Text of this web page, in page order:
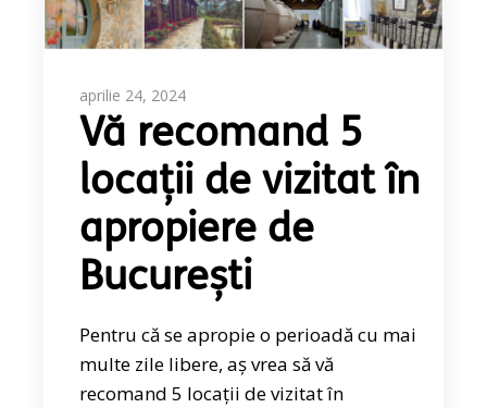
aprilie 24, 2024
Vă recomand 5
locații de vizitat în
apropiere de
București
Pentru că se apropie o perioadă cu mai
multe zile libere, aș vrea să vă
recomand 5 locații de vizitat în